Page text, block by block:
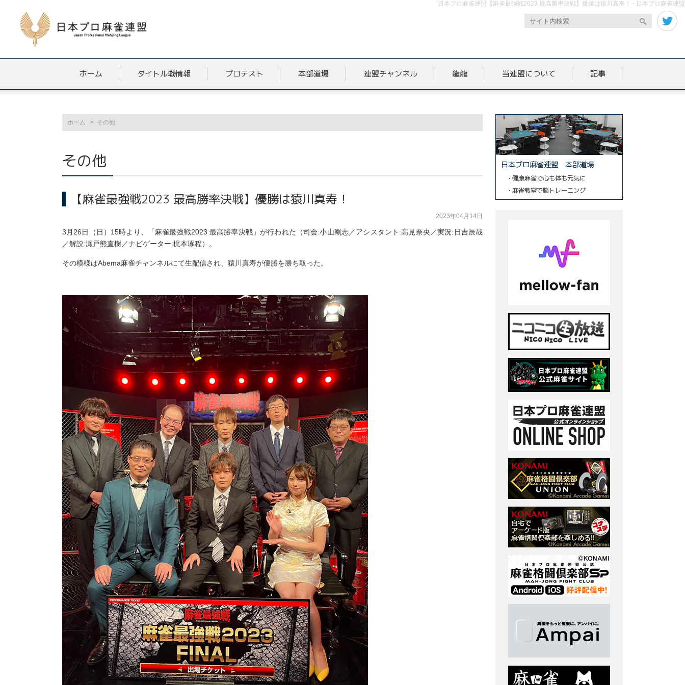
日本プロ麻雀連盟【麻雀最強戦2023 最高勝率決戦】優勝は猿川真寿！ - 日本プロ麻雀連盟
ホーム タイトル戦情報 プロテスト 本部道場 連盟チャンネル 龍龍 当連盟について 記事
ホーム その他
その他
【麻雀最強戦2023 最高勝率決戦】優勝は猿川真寿！
2023年04月14日
3月26日（日）15時より、「麻雀最強戦2023 最高勝率決戦」が行われた（司会:小山剛志／アシスタント:高見奈央／実況:日吉辰哉
／解説:瀬戸熊直樹／ナビゲーター:梶本琢程）。
その模様はAbema麻雀チャンネルにて生配信され、猿川真寿が優勝を勝ち取った。
日本プロ麻雀連盟 本部道場
・健康麻雀で心も体も元気に
・麻雀教室で脳トレーニング